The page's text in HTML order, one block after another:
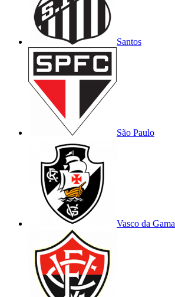
Santos
São Paulo
Vasco da Gama